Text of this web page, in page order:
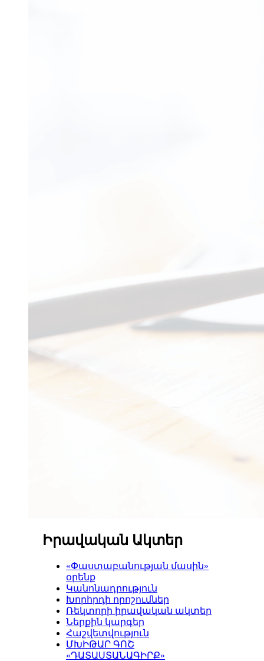
Իրավական Ակտեր
«Փաստաբանության մասին»
օրենք
Կանոնադրություն
Խորհրդի որոշումներ
Ռեկտորի իրավական ակտեր
Ներքին կարգեր
Հաշվետվություն
ՄԽԻԹԱՐ ԳՈՇ
«ԴԱՏԱՍՏԱՆԱԳԻՐՔ»